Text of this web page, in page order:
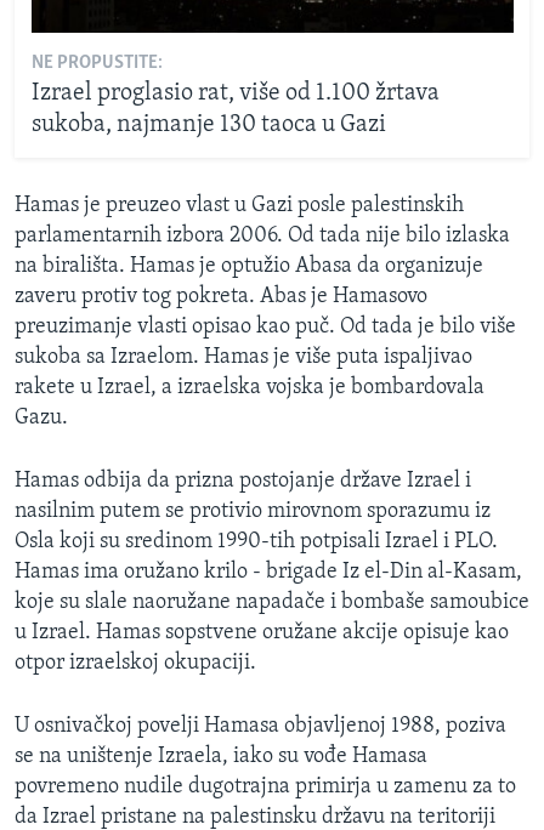
NE PROPUSTITE:
Izrael proglasio rat, više od 1.100 žrtava
sukoba, najmanje 130 taoca u Gazi
Hamas je preuzeo vlast u Gazi posle palestinskih
parlamentarnih izbora 2006. Od tada nije bilo izlaska
na birališta. Hamas je optužio Abasa da organizuje
zaveru protiv tog pokreta. Abas je Hamasovo
preuzimanje vlasti opisao kao puč. Od tada je bilo više
sukoba sa Izraelom. Hamas je više puta ispaljivao
rakete u Izrael, a izraelska vojska je bombardovala
Gazu.
Hamas odbija da prizna postojanje države Izrael i
nasilnim putem se protivio mirovnom sporazumu iz
Osla koji su sredinom 1990-tih potpisali Izrael i PLO.
Hamas ima oružano krilo - brigade Iz el-Din al-Kasam,
koje su slale naoružane napadače i bombaše samoubice
u Izrael. Hamas sopstvene oružane akcije opisuje kao
otpor izraelskoj okupaciji.
U osnivačkoj povelji Hamasa objavljenoj 1988, poziva
se na uništenje Izraela, iako su vođe Hamasa
povremeno nudile dugotrajna primirja u zamenu za to
da Izrael pristane na palestinsku državu na teritoriji